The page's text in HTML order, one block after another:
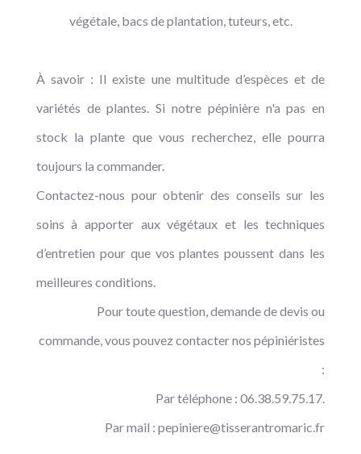
végétale, bacs de plantation, tuteurs, etc.
À savoir : Il existe une multitude d’espèces et de
variétés de plantes. Si notre pépinière n'a pas en
stock la plante que vous recherchez, elle pourra
toujours la commander.
Contactez-nous pour obtenir des conseils sur les
soins à apporter aux végétaux et les techniques
d’entretien pour que vos plantes poussent dans les
meilleures conditions.
Pour toute question, demande de devis ou
commande, vous pouvez contacter nos pépiniéristes
:
Par téléphone : 06.38.59.75.17.
Par mail :pepiniere@tisserantromaric.fr